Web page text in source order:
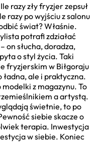
razy zły fryzjer zepsuł
razy po wyjściu z salonu
świat? Właśnie.
potrafi zdziałać
on słucha, doradza,
o styl życia. Taki
fryzjerskim w Biłgoraju
ale i praktyczna.
z magazynu. To
a artystą.
świetnie, to po
siebie skacze o
terapia. Inwestycja
w siebie. Koniec